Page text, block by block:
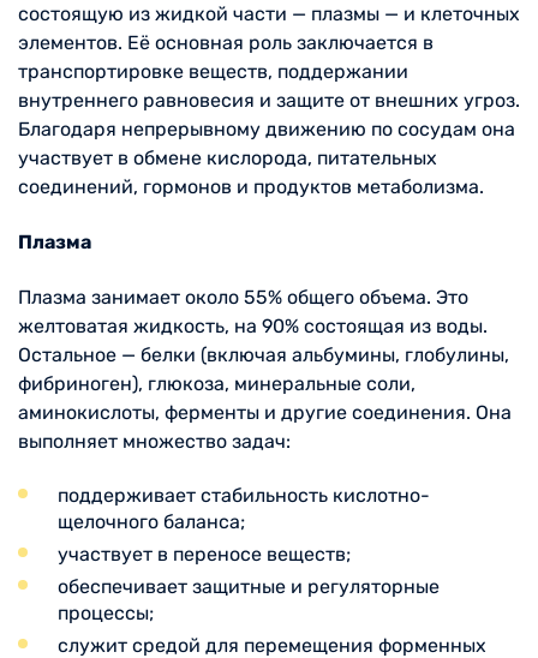
состоящую из жидкой части — плазмы — и клеточных
элементов. Её основная роль заключается в
транспортировке веществ, поддержании
внутреннего равновесия и защите от внешних угроз.
Благодаря непрерывному движению по сосудам она
участвует в обмене кислорода, питательных
соединений, гормонов и продуктов метаболизма.
Плазма
Плазма занимает около 55% общего объема. Это
желтоватая жидкость, на 90% состоящая из воды.
Остальное — белки (включая альбумины, глобулины,
фибриноген), глюкоза, минеральные соли,
аминокислоты, ферменты и другие соединения. Она
выполняет множество задач:
поддерживает стабильность кислотно-
щелочного баланса;
участвует в переносе веществ;
обеспечивает защитные и регуляторные
процессы;
служит средой для перемещения форменных